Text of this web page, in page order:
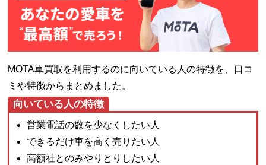
MOTA車買取を利用するのに向いている人の特徴を、口コ
ミや特徴からまとめました。
向いている人の特徴
営業電話の数を少なくしたい人
できるだけ車を高く売りたい人
高額社とのみやりとりしたい人